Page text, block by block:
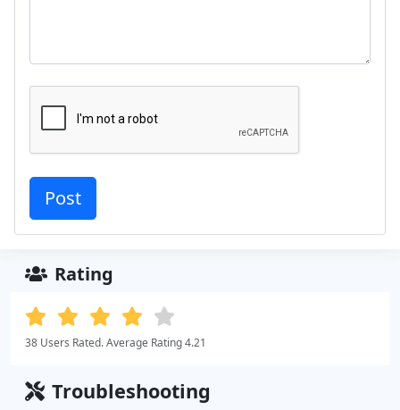
Rating
38 Users Rated. Average Rating 4.21
Troubleshooting